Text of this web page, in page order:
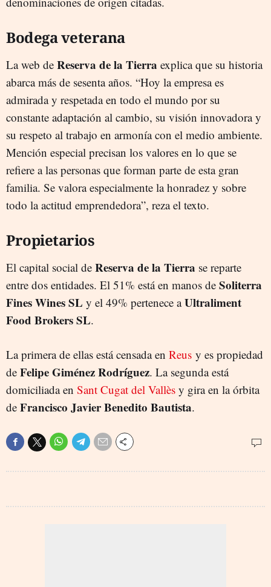
Bodega veterana
La web de Reserva de la Tierra explica que su historia
abarca más de sesenta años. “Hoy la empresa es
admirada y respetada en todo el mundo por su
constante adaptación al cambio, su visión innovadora y
su respeto al trabajo en armonía con el medio ambiente.
Mención especial precisan los valores en lo que se
refiere a las personas que forman parte de esta gran
familia. Se valora especialmente la honradez y sobre
todo la actitud emprendedora”, reza el texto.
Propietarios
El capital social de Reserva de la Tierra se reparte
entre dos entidades. El 51% está en manos de Soliterra
Fines Wines SL y el 49% pertenece aUltraliment
Food Brokers SL.
La primera de ellas está censada en Reus y es propiedad
de Felipe Giménez Rodríguez. La segunda está
domiciliada en Sant Cugat del Vallès y gira en la órbita
de Francisco Javier Benedito Bautista.